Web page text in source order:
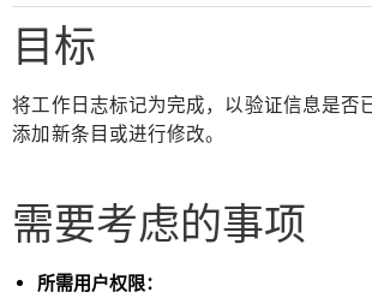
目标
将工作日志标记为完成，以验证信息是否
添加新条目或进行修改。
需要考虑的事项
所需用户权限：